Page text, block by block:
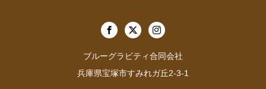
ブルーグラビティ合同会社
兵庫県宝塚市すみれガ丘2-3-1